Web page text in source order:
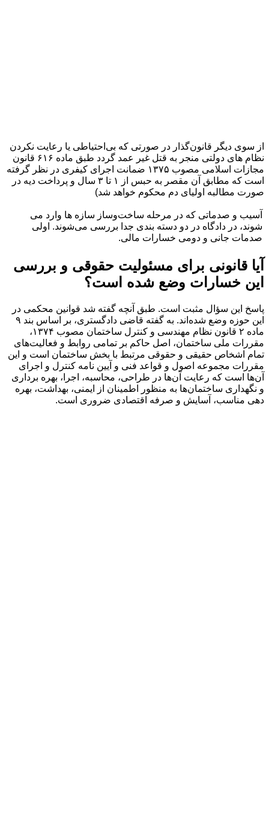
از سوی ديگر قانون‌گذار در صورتی که بی‌احتياطی يا رعايت نکردن
نظام های دولتی منجر به قتل غير عمد گردد طبق ماده ۶۱۶ قانون
مجازات اسلامی مصوب ۱۳۷۵ ضمانت اجرای کيفری در نظر گرفته
است که مطابق آن مقصر به حبس از ۱ تا ۳ سال و پرداخت ديه در
صورت مطالبه اوليای دم محکوم خواهد شد)
آسیب و صدماتی که در مرحله ساخت‌وساز سازه ها وارد می
شوند، در دادگاه در دو دسته بندی جدا بررسی می‌شوند. اولی
صدمات جانی و دومی خسارات مالی.
آیا قانونی برای مسئولیت حقوقی و بررسی
این خسارات وضع شده است؟
پاسخ این سؤال مثبت است. طبق آنچه گفته شد قوانین محکمی در
این حوزه وضع شده‌اند. به گفته قاضی دادگستری، بر اساس بند ۹
ماده ۲ قانون نظام مهندسی و کنترل ساختمان مصوب ۱۳۷۴،
مقررات ملی ساختمان، اصل حاکم بر تمامی روابط و فعالیت‌های
تمام اشخاص حقیقی و حقوقی مرتبط با بخش ساختمان است و این
مقررات مجموعه اصول و قواعد فنی و آیین نامه کنترل و اجرای
آن‌ها است که رعایت آن‌ها در طراحی، محاسبه، اجرا، بهره برداری
و نگهداری ساختمان‌ها به منظور اطمینان از ایمنی، بهداشت، بهره
دهی مناسب، آسایش و صرفه اقتصادی ضروری است.